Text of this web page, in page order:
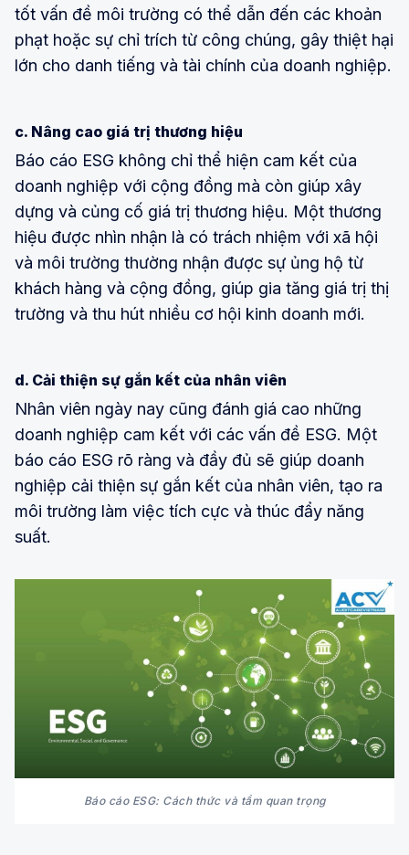
tốt vấn đề môi trường có thể dẫn đến các khoản
phạt hoặc sự chỉ trích từ công chúng, gây thiệt hại
lớn cho danh tiếng và tài chính của doanh nghiệp.
c. Nâng cao giá trị thương hiệu
Báo cáo ESG không chỉ thể hiện cam kết của
doanh nghiệp với cộng đồng mà còn giúp xây
dựng và củng cố giá trị thương hiệu. Một thương
hiệu được nhìn nhận là có trách nhiệm với xã hội
và môi trường thường nhận được sự ủng hộ từ
khách hàng và cộng đồng, giúp gia tăng giá trị thị
trường và thu hút nhiều cơ hội kinh doanh mới.
d. Cải thiện sự gắn kết của nhân viên
Nhân viên ngày nay cũng đánh giá cao những
doanh nghiệp cam kết với các vấn đề ESG. Một
báo cáo ESG rõ ràng và đầy đủ sẽ giúp doanh
nghiệp cải thiện sự gắn kết của nhân viên, tạo ra
môi trường làm việc tích cực và thúc đẩy năng
suất.
Báo cáo ESG: Cách thức và tầm quan trọng